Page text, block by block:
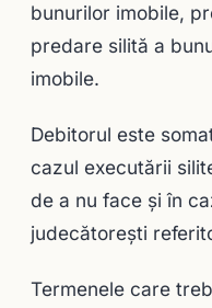
bunurilor imobile,
predare silită a
imobile.
Debitorul este
cazul executării
de a nu face și în
judecătoreşti
Termenele care